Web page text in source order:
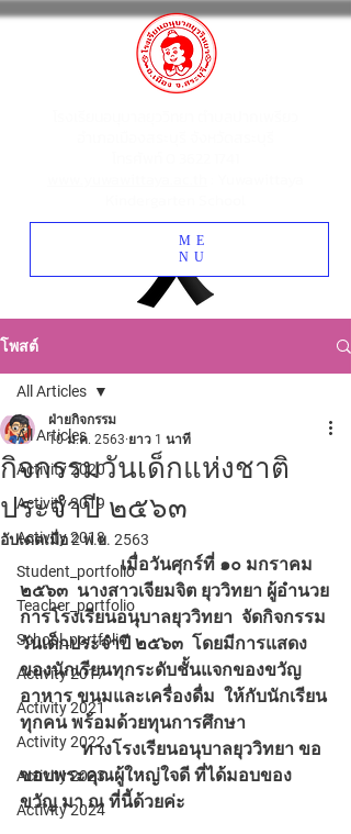
ME
NU
โพสต์
All Articles
Activity 2020
Activity 2019
Activity 2018
Student_portfolio
Teacher_portfolio
School_portfolio
Activity 2017
Activity 2021
Activity 2022
Activity 2023
Activity 2024
All Articles
กิจกรรมวันเด็กแห่งชาติ
ประจำปี ๒๕๖๓
ฝ่ายกิจกรรม
10 ม.ค. 2563 ยาว 1 นาที
อัปเดตเมื่อ2 พ.ย. 2563
                       เมื่อวันศุกร์ที่ ๑๐ มกราคม
๒๕๖๓  นางสาวเจียมจิต ยุววิทยา ผู้อำนวย
การโรงเรียนอนุบาลยุววิทยา  จัดกิจกรรม
วันเด็กประจำปี ๒๕๖๓  โดยมีการแสดง
ของนักเรียนทุกระดับชั้นแจกของขวัญ
อาหาร ขนมและเครื่องดื่ม  ให้กับนักเรียน
ทุกคน พร้อมด้วยทุนการศึกษา
	    ทางโรงเรียนอนุบาลยุววิทยา ขอ
ขอบพระคุณผู้ใหญ่ใจดี ที่ได้มอบของ
ขวัญ มา ณ ที่นี้ด้วยค่ะ